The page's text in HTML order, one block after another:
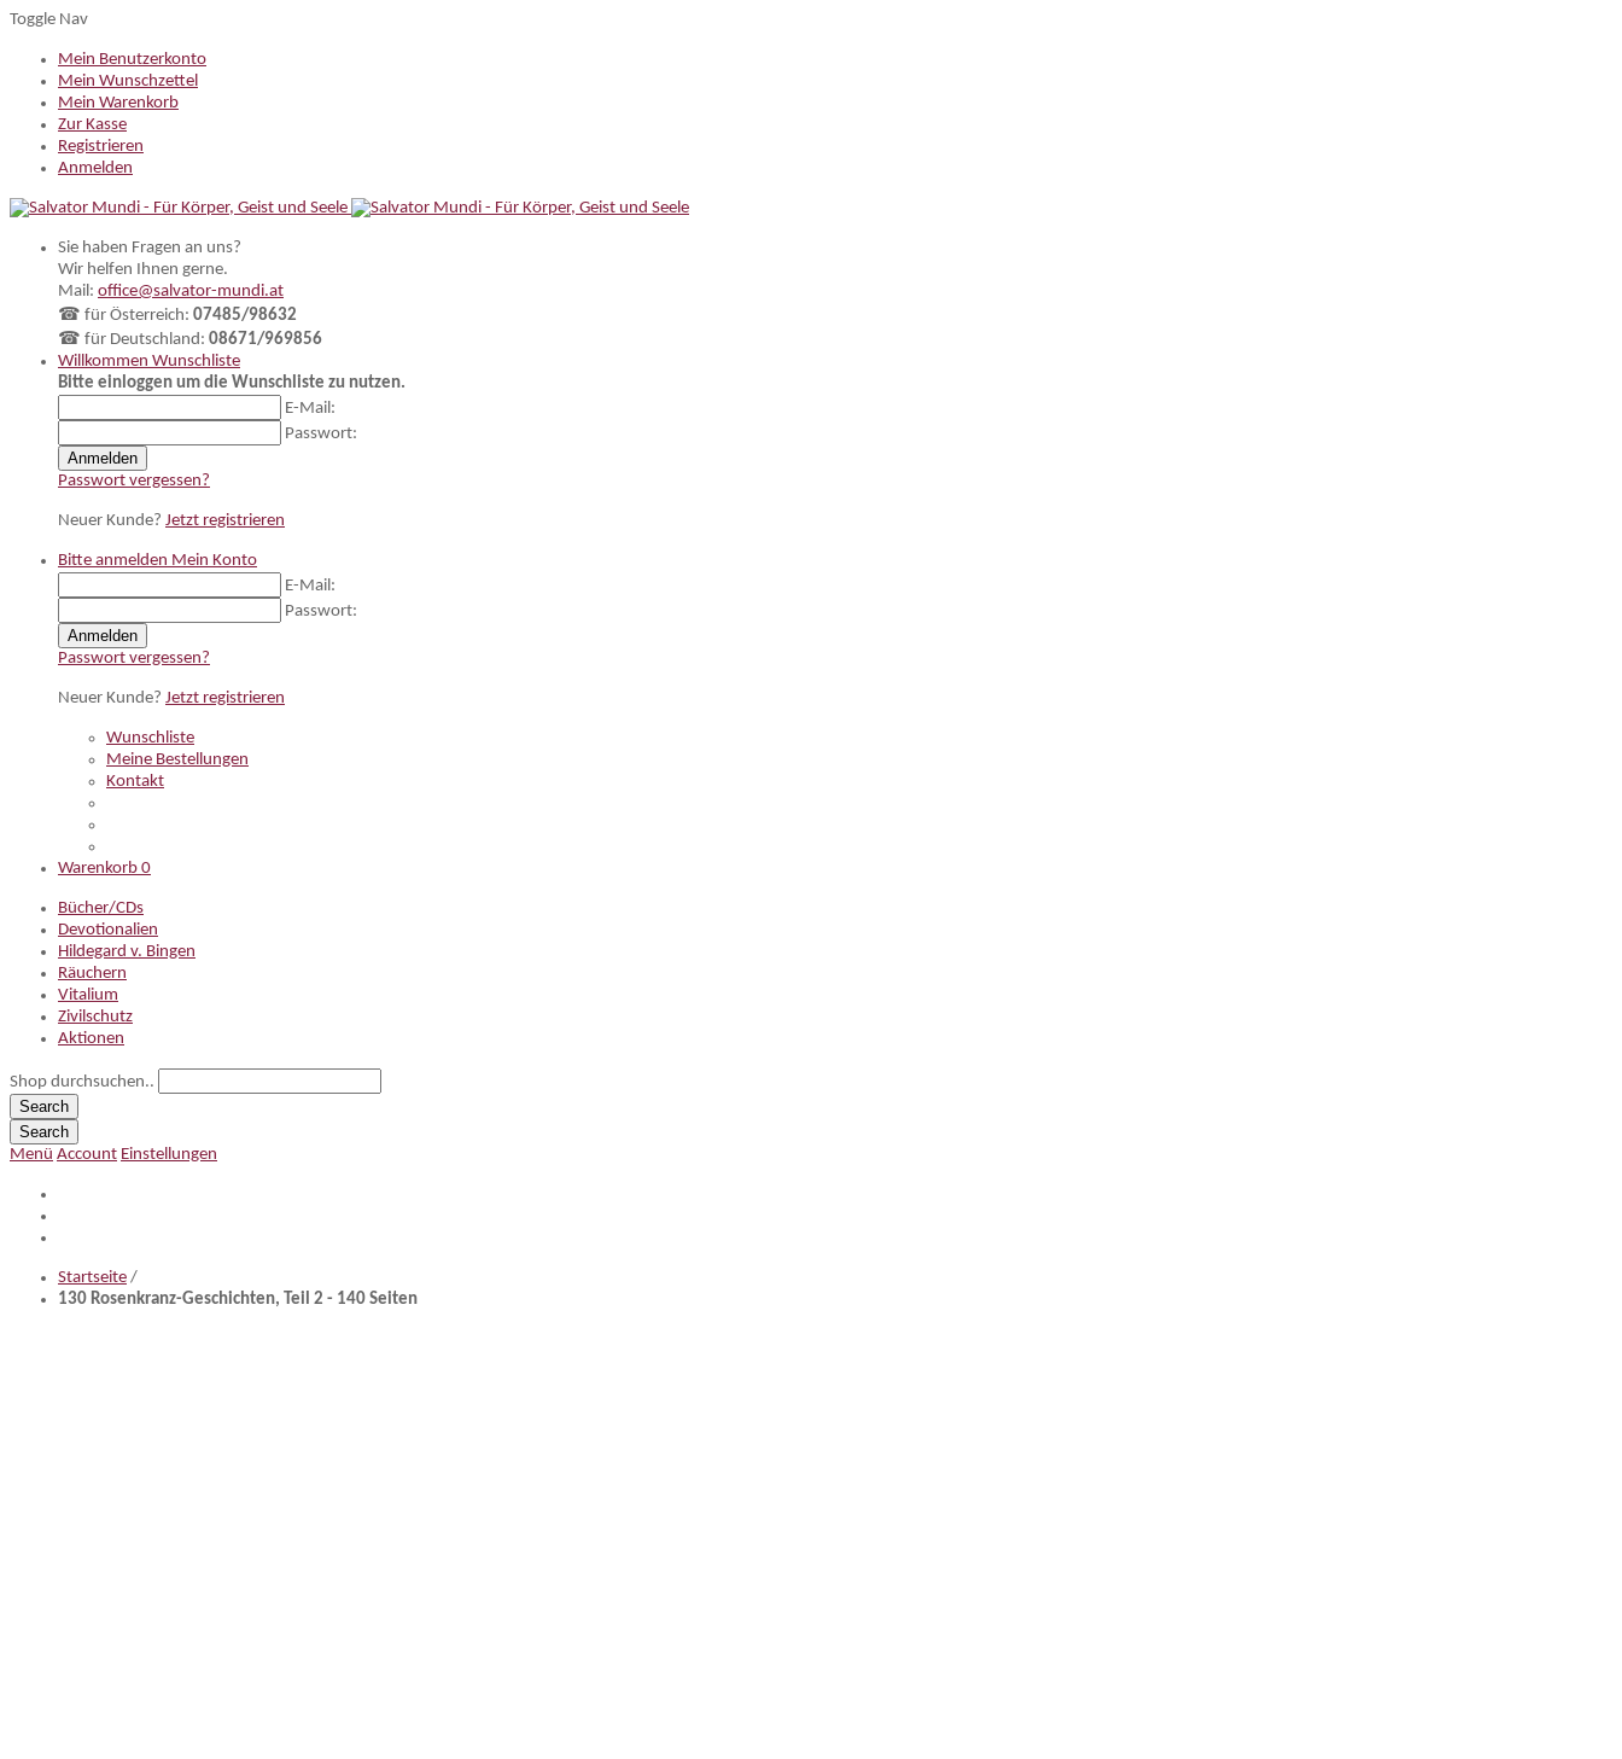
Toggle Nav
Mein Benutzerkonto
Mein Wunschzettel
Mein Warenkorb
Zur Kasse
Registrieren
Anmelden
Sie haben Fragen an uns?
Wir helfen Ihnen gerne.
Mail: office@salvator-mundi.at
☎ für Österreich: 07485/98632
☎ für Deutschland: 08671/969856
Willkommen Wunschliste
Bitte einloggen um die Wunschliste zu nutzen.
E-Mail:
Passwort:
Anmelden
Passwort vergessen?
Neuer Kunde? Jetzt registrieren
Bitte anmelden Mein Konto
E-Mail:
Passwort:
Anmelden
Passwort vergessen?
Neuer Kunde? Jetzt registrieren
Wunschliste
Meine Bestellungen
Kontakt
Warenkorb 0
Bücher/CDs
Devotionalien
Hildegard v. Bingen
Räuchern
Vitalium
Zivilschutz
Aktionen
Shop durchsuchen..
Search
Search
Menü Account Einstellungen
Startseite /
130 Rosenkranz-Geschichten, Teil 2 - 140 Seiten